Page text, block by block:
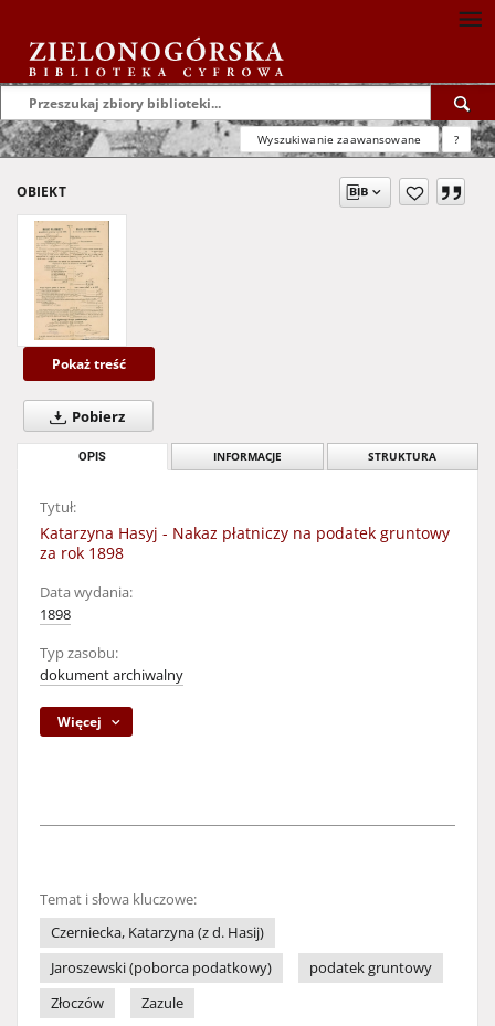
Wyszukiwanie zaawansowane ?
OBIEKT
Pokaż treść
Pobierz
OPIS INFORMACJE STRUKTURA
Tytuł:
Katarzyna Hasyj - Nakaz płatniczy na podatek gruntowy
za rok 1898
Data wydania:
1898
Typ zasobu:
dokument archiwalny
Więcej
Temat i słowa kluczowe:
Czerniecka, Katarzyna (z d. Hasij)
Jaroszewski (poborca podatkowy)
podatek gruntowy
Złoczów
Zazule